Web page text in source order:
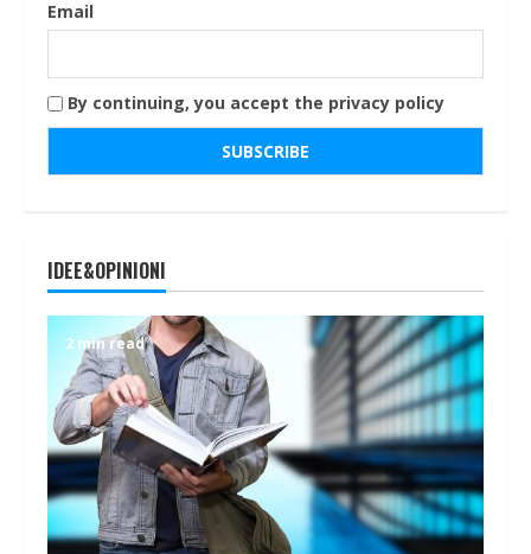
Email
By continuing, you accept the privacy policy
IDEE&OPINIONI
2 min read